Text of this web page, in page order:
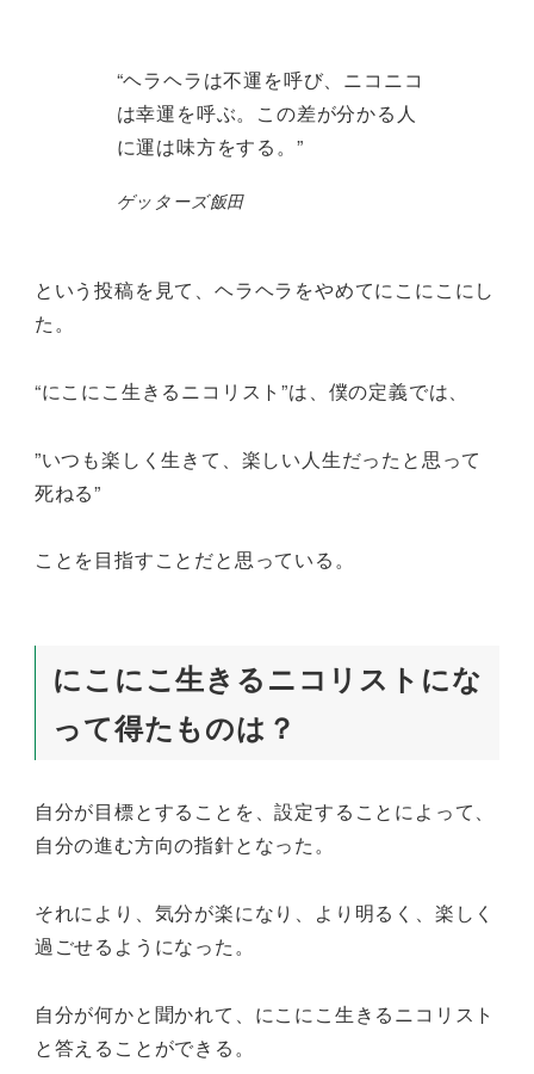
“ヘラヘラは不運を呼び、ニコニコ
は幸運を呼ぶ。この差が分かる人
に運は味方をする。”
ゲッターズ飯田
という投稿を見て、ヘラヘラをやめてにこにこにし
た。
“にこにこ生きるニコリスト”は、僕の定義では、
”いつも楽しく生きて、楽しい人生だったと思って
死ねる”
ことを目指すことだと思っている。
にこにこ生きるニコリストにな
って得たものは？
自分が目標とすることを、設定することによって、
自分の進む方向の指針となった。
それにより、気分が楽になり、より明るく、楽しく
過ごせるようになった。
自分が何かと聞かれて、にこにこ生きるニコリスト
と答えることができる。